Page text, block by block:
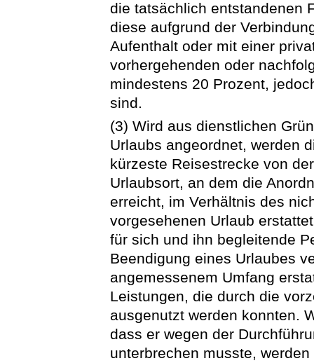
die tatsächlich entstandenen
diese aufgrund der
Aufenthalt oder mit einer
vorhergehenden oder
mindestens 20 Prozent,
sind.
(3) Wird aus dienstlichen
Urlaubs angeordnet, werden
kürzeste Reisestrecke von
Urlaubsort, an dem die
erreicht, im Verhältnis des
vorgesehenen Urlaub
für sich und ihn begleitende
Beendigung eines Urlaubes
angemessenem Umfang
Leistungen, die durch die
ausgenutzt werden konnten.
dass er wegen der
unterbrechen musste,